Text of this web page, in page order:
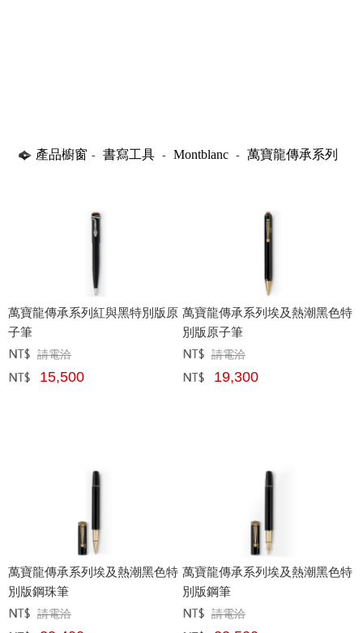
產品櫥窗 - 書寫工具 - Montblanc - 萬寶龍傳承系列
萬寶龍傳承系列紅與黑特別版原
子筆
定價﹕請電洽
網購﹕ 15,500
萬寶龍傳承系列埃及熱潮黑色特
別版原子筆
定價﹕ 請電洽
網購﹕ 19,300
萬寶龍傳承系列埃及熱潮黑色特
別版鋼珠筆
定價﹕請電洽
萬寶龍傳承系列埃及熱潮黑色特
別版鋼筆
定價﹕ 請電洽